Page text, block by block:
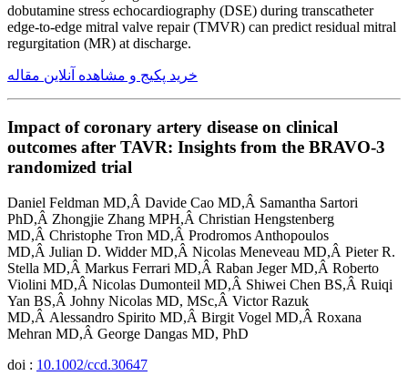
dobutamine stress echocardiography (DSE) during transcatheter
edge-to-edge mitral valve repair (TMVR) can predict residual mitral
regurgitation (MR) at discharge.
خرید پکیج و مشاهده آنلاین مقاله
Impact of coronary artery disease on clinical
outcomes after TAVR: Insights from the BRAVO-3
randomized trial
Daniel Feldman MD,Â Davide Cao MD,Â Samantha Sartori
PhD,Â Zhongjie Zhang MPH,Â Christian Hengstenberg
MD,Â Christophe Tron MD,Â Prodromos Anthopoulos
MD,Â Julian D. Widder MD,Â Nicolas Meneveau MD,Â Pieter R.
Stella MD,Â Markus Ferrari MD,Â Raban Jeger MD,Â Roberto
Violini MD,Â Nicolas Dumonteil MD,Â Shiwei Chen BS,Â Ruiqi
Yan BS,Â Johny Nicolas MD, MSc,Â Victor Razuk
MD,Â Alessandro Spirito MD,Â Birgit Vogel MD,Â Roxana
Mehran MD,Â George Dangas MD, PhD
doi : 10.1002/ccd.30647